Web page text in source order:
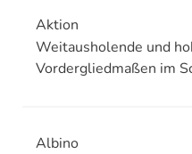
Aktion
Weitausholende und
Vordergliedmaßen im
Albino